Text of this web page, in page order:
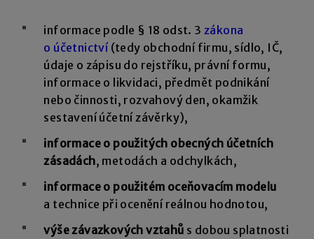
informace podle § 18 odst. 3 zákona
o účetnictví (tedy obchodní firmu, sídlo, IČ,
údaje o zápisu do rejstříku, právní formu,
informace o likvidaci, předmět podnikání
nebo činnosti, rozvahový den, okamžik
sestavení účetní závěrky),
informace o použitých obecných účetních
zásadách, metodách a odchylkách,
informace o použitém oceňovacím modelu
a technice při ocenění reálnou hodnotou,
výše závazkových vztahů s dobou splatnosti